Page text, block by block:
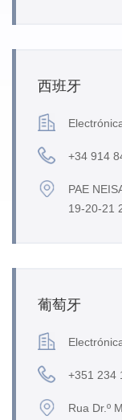
西班牙
+34 914
PAE
19-20-21
葡萄牙
+351 234
Rua Dr.º